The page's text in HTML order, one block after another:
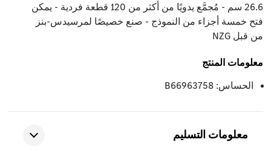
26.6 سم - مُجمَّع يدويًا من أكثر من 120 قطعة فردية - يمكن
فتح خمسة أجزاء من النموذج - صنع خصيصًا لمرسيدس-بنز
من قبل NZG
معلومات المنتج
الحساس: B66963758
معلومات التسليم